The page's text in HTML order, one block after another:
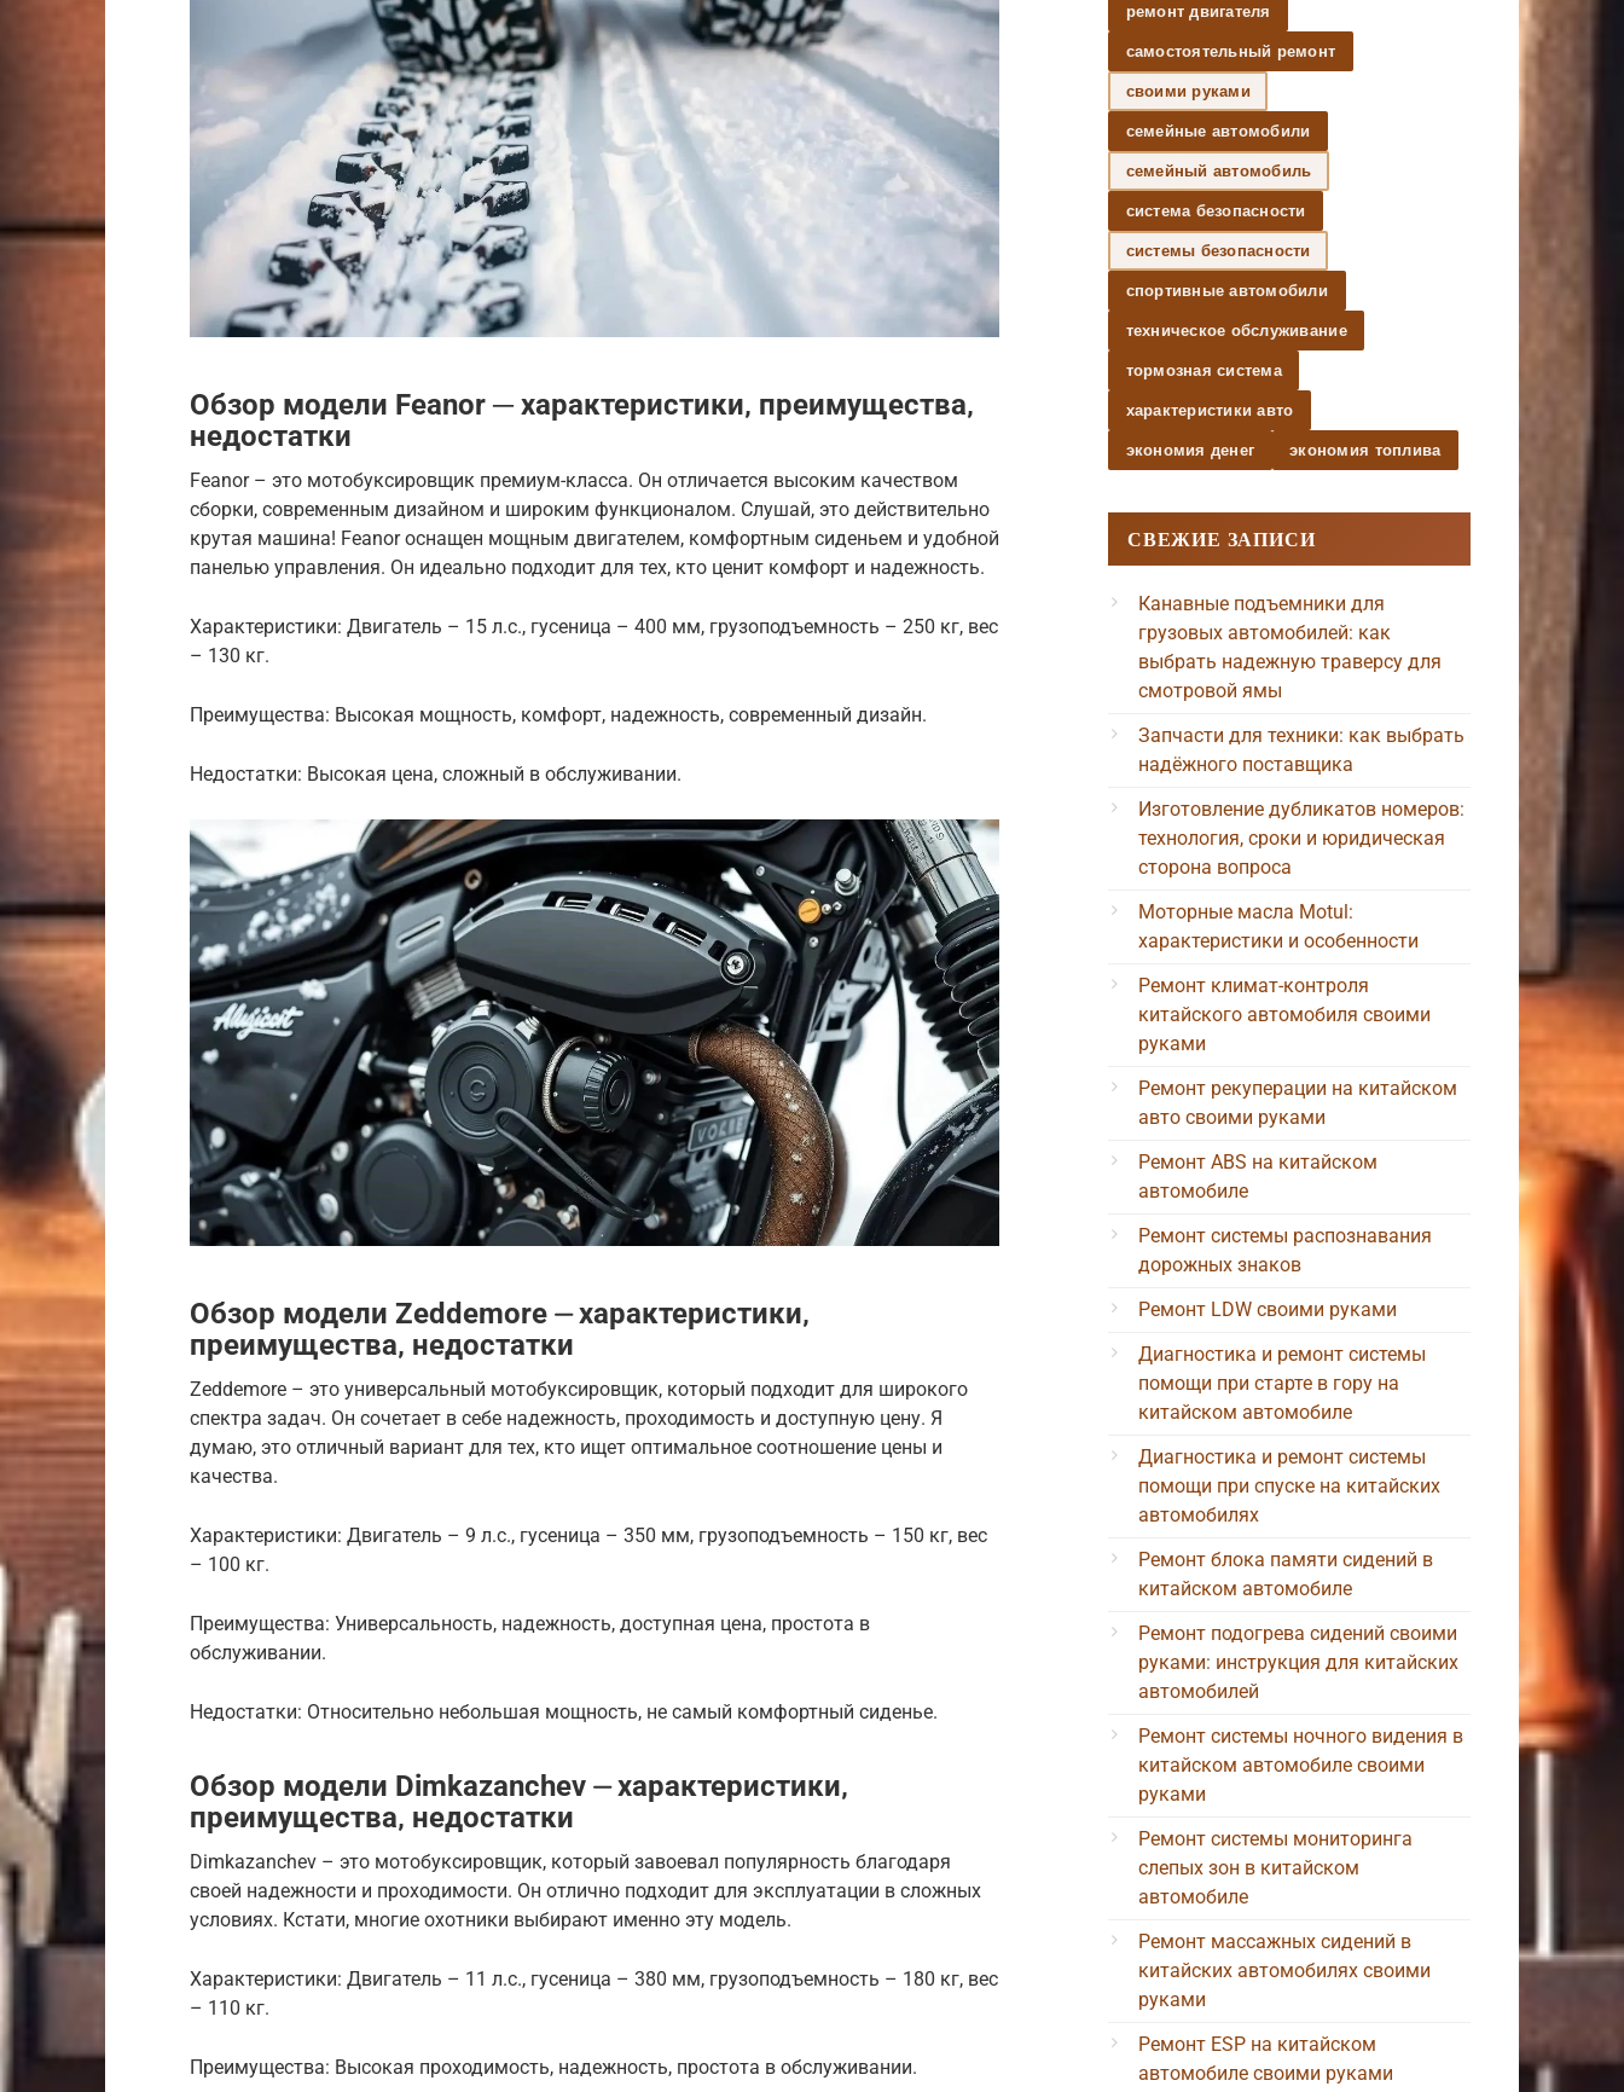
Обзор модели Feanor ─ характеристики‚ преимущества‚
недостатки
Feanor – это мотобуксировщик премиум-класса. Он отличается высоким качеством
сборки, современным дизайном и широким функционалом. Слушай, это действительно
крутая машина! Feanor оснащен мощным двигателем, комфортным сиденьем и удобной
панелью управления. Он идеально подходит для тех, кто ценит комфорт и надежность.
Характеристики: Двигатель – 15 л.с., гусеница – 400 мм, грузоподъемность – 250 кг, вес
– 130 кг.
Преимущества: Высокая мощность, комфорт, надежность, современный дизайн.
Недостатки: Высокая цена, сложный в обслуживании.
Обзор модели Zeddemore ⏤ характеристики‚
преимущества‚ недостатки
Zeddemore – это универсальный мотобуксировщик, который подходит для широкого
спектра задач. Он сочетает в себе надежность, проходимость и доступную цену. Я
думаю, это отличный вариант для тех, кто ищет оптимальное соотношение цены и
качества.
Характеристики: Двигатель – 9 л.с., гусеница – 350 мм, грузоподъемность – 150 кг, вес
– 100 кг.
Преимущества: Универсальность, надежность, доступная цена, простота в
обслуживании.
Недостатки: Относительно небольшая мощность, не самый комфортный сиденье.
Обзор модели Dimkazanchev ⏤ характеристики‚
преимущества‚ недостатки
Dimkazanchev – это мотобуксировщик, который завоевал популярность благодаря
своей надежности и проходимости. Он отлично подходит для эксплуатации в сложных
условиях. Кстати, многие охотники выбирают именно эту модель.
Характеристики: Двигатель – 11 л.с., гусеница – 380 мм, грузоподъемность – 180 кг, вес
– 110 кг.
Преимущества: Высокая проходимость, надежность, простота в обслуживании.
ремонт двигателя
самостоятельный ремонт
своими руками
семейные автомобили
семейный автомобиль
система безопасности
системы безопасности
спортивные автомобили
техническое обслуживание
тормозная система
характеристики авто
экономия денег экономия топлива
СВЕЖИЕ ЗАПИСИ
Канавные подъемники для
грузовых автомобилей: как
выбрать надежную траверсу для
смотровой ямы
Запчасти для техники: как выбрать
надёжного поставщика
Изготовление дубликатов номеров:
технология, сроки и юридическая
сторона вопроса
Моторные масла Motul:
характеристики и особенности
Ремонт климат-контроля
китайского автомобиля своими
руками
Ремонт рекуперации на китайском
авто своими руками
Ремонт ABS на китайском
автомобиле
Ремонт системы распознавания
дорожных знаков
Ремонт LDW своими руками
Диагностика и ремонт системы
помощи при старте в гору на
китайском автомобиле
Диагностика и ремонт системы
помощи при спуске на китайских
автомобилях
Ремонт блока памяти сидений в
китайском автомобиле
Ремонт подогрева сидений своими
руками: инструкция для китайских
автомобилей
Ремонт системы ночного видения в
китайском автомобиле своими
руками
Ремонт системы мониторинга
слепых зон в китайском
автомобиле
Ремонт массажных сидений в
китайских автомобилях своими
руками
Ремонт ESP на китайском
автомобиле своими руками